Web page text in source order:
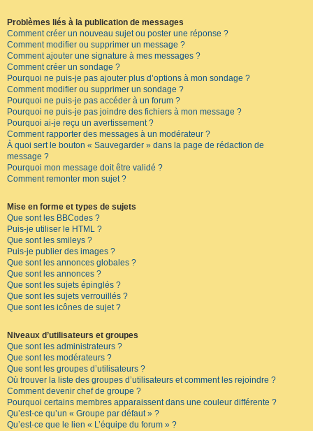
Problèmes liés à la publication de messages
Comment créer un nouveau sujet ou poster une réponse ?
Comment modifier ou supprimer un message ?
Comment ajouter une signature à mes messages ?
Comment créer un sondage ?
Pourquoi ne puis-je pas ajouter plus d’options à mon sondage ?
Comment modifier ou supprimer un sondage ?
Pourquoi ne puis-je pas accéder à un forum ?
Pourquoi ne puis-je pas joindre des fichiers à mon message ?
Pourquoi ai-je reçu un avertissement ?
Comment rapporter des messages à un modérateur ?
À quoi sert le bouton « Sauvegarder » dans la page de rédaction de
message ?
Pourquoi mon message doit être validé ?
Comment remonter mon sujet ?
Mise en forme et types de sujets
Que sont les BBCodes ?
Puis-je utiliser le HTML ?
Que sont les smileys ?
Puis-je publier des images ?
Que sont les annonces globales ?
Que sont les annonces ?
Que sont les sujets épinglés ?
Que sont les sujets verrouillés ?
Que sont les icônes de sujet ?
Niveaux d’utilisateurs et groupes
Que sont les administrateurs ?
Que sont les modérateurs ?
Que sont les groupes d’utilisateurs ?
Où trouver la liste des groupes d’utilisateurs et comment les rejoindre ?
Comment devenir chef de groupe ?
Pourquoi certains membres apparaissent dans une couleur différente ?
Qu’est-ce qu’un « Groupe par défaut » ?
Qu’est-ce que le lien « L’équipe du forum » ?